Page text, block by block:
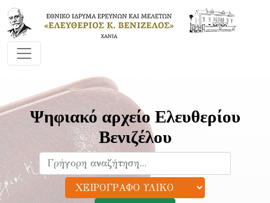
Ψηφιακό αρχείο Ελευθερίου
Βενιζέλου